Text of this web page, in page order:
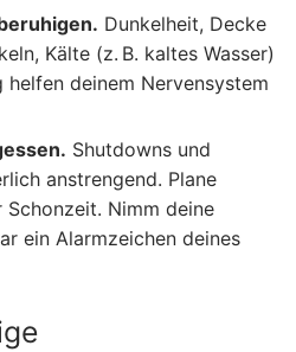
Dunkelheit, Decke
Kälte (z. B. kaltes Wasser)
helfen deinem Nervensystem
Shutdowns und
anstrengend. Plane
Schonzeit. Nimm deine
ein Alarmzeichen deines